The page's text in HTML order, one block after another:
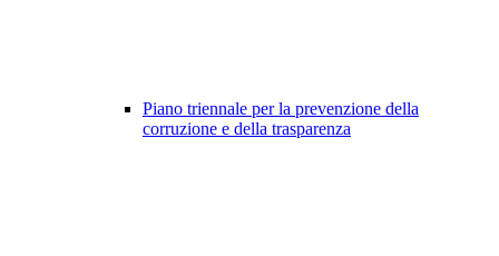
Piano triennale per la prevenzione della
corruzione e della trasparenza